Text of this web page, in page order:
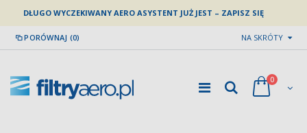
DŁUGO WYCZEKIWANY AERO ASYSTENT JUŻ JEST – ZAPISZ SIĘ
PORÓWNAJ (0) NA SKRÓTY
0